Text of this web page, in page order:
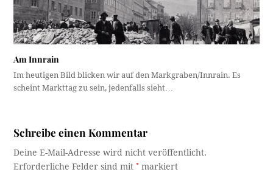
Am Innrain
Im heutigen Bild blicken wir auf den Markgraben/Innrain. Es
scheint Markttag zu sein, jedenfalls sieht…
Schreibe einen Kommentar
Deine E-Mail-Adresse wird nicht veröffentlicht.
Erforderliche Felder sind mit* markiert